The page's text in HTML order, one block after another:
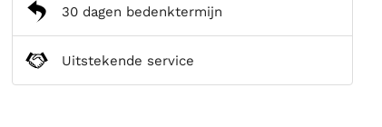
30 dagen bedenktermijn
Uitstekende service